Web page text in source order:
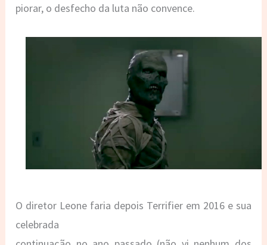
piorar, o desfecho da luta não convence.
O diretor Leone faria depois Terrifier em 2016 e sua
celebrada